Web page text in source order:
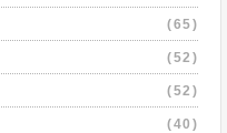
(65)
(52)
(52)
(40)